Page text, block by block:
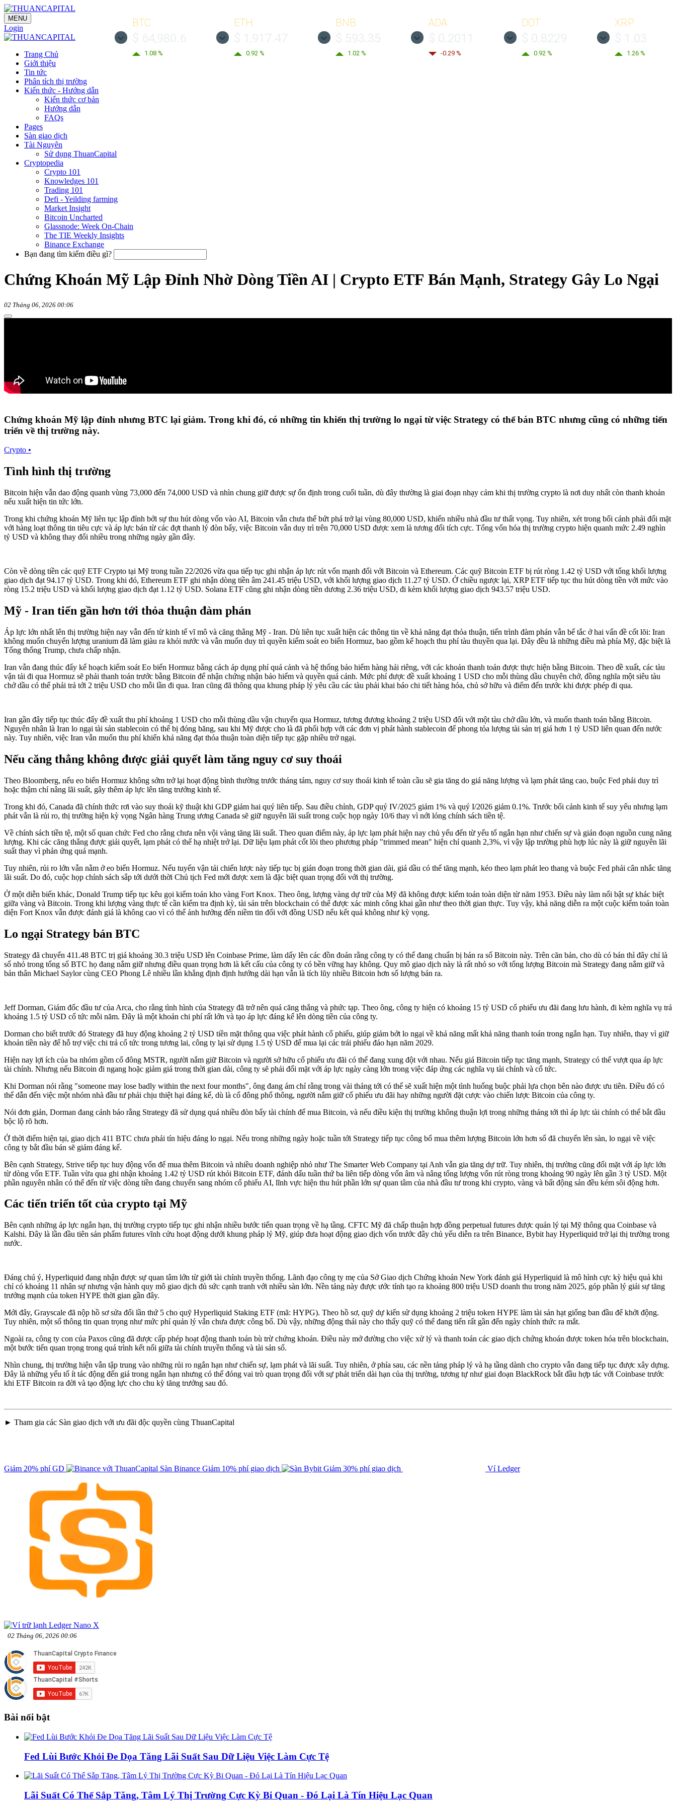
BTC
1.08 %
ETH
0.92 %
BNB
1.02 %
ADA
-0.29 %
DOT
0.92 %
XRP
1.26 %
MENU
Login
Trang Chủ
Giới thiệu
Tin tức
Phân tích thị trường
Kiến thức - Hướng dẫn
Kiến thức cơ bản
Hướng dẫn
FAQs
Pages
Sàn giao dịch
Tài Nguyên
Sử dụng ThuanCapital
Cryptopedia
Crypto 101
Knowledges 101
Trading 101
Defi - Yeilding farming
Market Insight
Bitcoin Uncharted
Glassnode: Week On-Chain
The TIE Weekly Insights
Binance Exchange
Bạn đang tìm kiếm điều gì?
Chứng Khoán Mỹ Lập Đỉnh Nhờ Dòng Tiền AI | Crypto ETF Bán Mạnh, Strategy Gây Lo Ngại
02 Tháng 06, 2026 00:06
Chứng khoán Mỹ lập đỉnh nhưng BTC lại giảm. Trong khi đó, có những tin khiến thị trường lo ngại từ việc Strategy có thể bán BTC nhưng cũng có những tiến
triển về thị trường này.
Crypto •
Tình hình thị trường
Bitcoin hiện vẫn dao động quanh vùng 73,000 đến 74,000 USD và nhìn chung giữ được sự ổn định trong cuối tuần, dù đây thường là giai đoạn nhạy cảm khi thị trường crypto là nơi duy nhất còn thanh khoản
nếu xuất hiện tin tức lớn.
Trong khi chứng khoán Mỹ liên tục lập đỉnh bởi sự thu hút dòng vốn vào AI, Bitcoin vẫn chưa thể bứt phá trở lại vùng 80,000 USD, khiến nhiều nhà đầu tư thất vọng. Tuy nhiên, xét trong bối cảnh phải đối mặt
với hàng loạt thông tin tiêu cực và áp lực bán từ các đợt thanh lý đòn bẩy, việc Bitcoin vẫn duy trì trên 70,000 USD được xem là tương đối tích cực. Tổng vốn hóa thị trường crypto hiện quanh mức 2.49 nghìn
tỷ USD và không thay đổi nhiều trong những ngày gần đây.
Còn về dòng tiền các quỹ ETF Crypto tại Mỹ trong tuần 22/2026 vừa qua tiếp tục ghi nhận áp lực rút vốn mạnh đối với Bitcoin và Ethereum. Các quỹ Bitcoin ETF bị rút ròng 1.42 tỷ USD với tổng khối lượng
giao dịch đạt 94.17 tỷ USD. Trong khi đó, Ethereum ETF ghi nhận dòng tiền âm 241.45 triệu USD, với khối lượng giao dịch 11.27 tỷ USD. Ở chiều ngược lại, XRP ETF tiếp tục thu hút dòng tiền với mức vào
ròng 15.2 triệu USD và khối lượng giao dịch đạt 1.12 tỷ USD. Solana ETF cũng ghi nhận dòng tiền dương 2.36 triệu USD, đi kèm khối lượng giao dịch 943.57 triệu USD.
Mỹ - Iran tiến gần hơn tới thỏa thuận đàm phán
Áp lực lớn nhất lên thị trường hiện nay vẫn đến từ kinh tế vĩ mô và căng thẳng Mỹ - Iran. Dù liên tục xuất hiện các thông tin về khả năng đạt thỏa thuận, tiến trình đàm phán vẫn bế tắc ở hai vấn đề cốt lõi: Iran
không muốn chuyển lượng uranium đã làm giàu ra khỏi nước và vẫn muốn duy trì quyền kiểm soát eo biển Hormuz, bao gồm kế hoạch thu phí tàu thuyền qua lại. Đây đều là những điều mà phía Mỹ, đặc biệt là
Tổng thống Trump, chưa chấp nhận.
Iran vẫn đang thúc đẩy kế hoạch kiểm soát Eo biển Hormuz bằng cách áp dụng phí quá cảnh và hệ thống bảo hiểm hàng hải riêng, với các khoản thanh toán được thực hiện bằng Bitcoin. Theo đề xuất, các tàu
vận tải đi qua Hormuz sẽ phải thanh toán trước bằng Bitcoin để nhận chứng nhận bảo hiểm và quyền quá cảnh. Mức phí được đề xuất khoảng 1 USD cho mỗi thùng dầu chuyên chở, đồng nghĩa một siêu tàu
chở dầu có thể phải trả tới 2 triệu USD cho mỗi lần đi qua. Iran cũng đã thông qua khung pháp lý yêu cầu các tàu phải khai báo chi tiết hàng hóa, chủ sở hữu và điểm đến trước khi được phép đi qua.
Iran gần đây tiếp tục thúc đẩy đề xuất thu phí khoảng 1 USD cho mỗi thùng dầu vận chuyển qua Hormuz, tương đương khoảng 2 triệu USD đối với một tàu chở dầu lớn, và muốn thanh toán bằng Bitcoin.
Nguyên nhân là Iran lo ngại tài sản stablecoin có thể bị đóng băng, sau khi Mỹ được cho là đã phối hợp với các đơn vị phát hành stablecoin để phong tỏa lượng tài sản trị giá hơn 1 tỷ USD liên quan đến nước
này. Tuy nhiên, việc Iran vẫn muốn thu phí khiến khả năng đạt thỏa thuận toàn diện tiếp tục gặp nhiều trở ngại.
Nếu căng thẳng không được giải quyết làm tăng nguy cơ suy thoái
Theo Bloomberg, nếu eo biển Hormuz không sớm trở lại hoạt động bình thường trước tháng tám, nguy cơ suy thoái kinh tế toàn cầu sẽ gia tăng do giá năng lượng và lạm phát tăng cao, buộc Fed phải duy trì
hoặc thậm chí nâng lãi suất, gây thêm áp lực lên tăng trưởng kinh tế.
Trong khi đó, Canada đã chính thức rơi vào suy thoái kỹ thuật khi GDP giảm hai quý liên tiếp. Sau điều chỉnh, GDP quý IV/2025 giảm 1% và quý I/2026 giảm 0.1%. Trước bối cảnh kinh tế suy yếu nhưng lạm
phát vẫn là rủi ro, thị trường hiện kỳ vọng Ngân hàng Trung ương Canada sẽ giữ nguyên lãi suất trong cuộc họp ngày 10/6 thay vì nới lỏng chính sách tiền tệ.
Về chính sách tiền tệ, một số quan chức Fed cho rằng chưa nên vội vàng tăng lãi suất. Theo quan điểm này, áp lực lạm phát hiện nay chủ yếu đến từ yếu tố ngắn hạn như chiến sự và gián đoạn nguồn cung năng
lượng. Khi các căng thẳng được giải quyết, lạm phát có thể hạ nhiệt trở lại. Dữ liệu lạm phát cốt lõi theo phương pháp "trimmed mean" hiện chỉ quanh 2,3%, vì vậy lập trường phù hợp lúc này là giữ nguyên lãi
suất thay vì phản ứng quá mạnh.
Tuy nhiên, rủi ro lớn vẫn nằm ở eo biển Hormuz. Nếu tuyến vận tải chiến lược này tiếp tục bị gián đoạn trong thời gian dài, giá dầu có thể tăng mạnh, kéo theo lạm phát leo thang và buộc Fed phải cân nhắc tăng
lãi suất. Do đó, cuộc họp chính sách sắp tới dưới thời Chủ tịch Fed mới được xem là đặc biệt quan trọng đối với thị trường.
Ở một diễn biến khác, Donald Trump tiếp tục kêu gọi kiểm toán kho vàng Fort Knox. Theo ông, lượng vàng dự trữ của Mỹ đã không được kiểm toán toàn diện từ năm 1953. Điều này làm nổi bật sự khác biệt
giữa vàng và Bitcoin. Trong khi lượng vàng thực tế cần kiểm tra định kỳ, tài sản trên blockchain có thể được xác minh công khai gần như theo thời gian thực. Tuy vậy, khả năng diễn ra một cuộc kiểm toán toàn
diện Fort Knox vẫn được đánh giá là không cao vì có thể ảnh hưởng đến niềm tin đối với đồng USD nếu kết quả không như kỳ vọng.
Lo ngại Strategy bán BTC
Strategy đã chuyển 411.48 BTC trị giá khoảng 30.3 triệu USD lên Coinbase Prime, làm dấy lên các đồn đoán rằng công ty có thể đang chuẩn bị bán ra số Bitcoin này. Trên căn bản, cho dù có bán thì đây chỉ là
số nhỏ trong tổng số BTC họ đang nắm giữ nhưng điều quan trọng hơn là kết cấu của công ty có bền vững hay không. Quy mô giao dịch này là rất nhỏ so với tổng lượng Bitcoin mà Strategy đang nắm giữ và
bản thân Michael Saylor cùng CEO Phong Lê nhiều lần khẳng định định hướng dài hạn vẫn là tích lũy nhiều Bitcoin hơn số lượng bán ra.
Jeff Dorman, Giám đốc đầu tư của Arca, cho rằng tình hình của Strategy đã trở nên quá căng thẳng và phức tạp. Theo ông, công ty hiện có khoảng 15 tỷ USD cổ phiếu ưu đãi đang lưu hành, đi kèm nghĩa vụ trả
khoảng 1.5 tỷ USD cổ tức mỗi năm. Đây là một khoản chi phí rất lớn và tạo áp lực đáng kể lên dòng tiền của công ty.
Dorman cho biết trước đó Strategy đã huy động khoảng 2 tỷ USD tiền mặt thông qua việc phát hành cổ phiếu, giúp giảm bớt lo ngại về khả năng mất khả năng thanh toán trong ngắn hạn. Tuy nhiên, thay vì giữ
khoản tiền này để hỗ trợ việc chi trả cổ tức trong tương lai, công ty lại sử dụng 1.5 tỷ USD để mua lại các trái phiếu đáo hạn năm 2029.
Hiện nay lợi ích của ba nhóm gồm cổ đông MSTR, người nắm giữ Bitcoin và người sở hữu cổ phiếu ưu đãi có thể đang xung đột với nhau. Nếu giá Bitcoin tiếp tục tăng mạnh, Strategy có thể vượt qua áp lực
tài chính. Nhưng nếu Bitcoin đi ngang hoặc giảm giá trong thời gian dài, công ty sẽ phải đối mặt với áp lực ngày càng lớn trong việc đáp ứng các nghĩa vụ tài chính và cổ tức.
Khi Dorman nói rằng "someone may lose badly within the next four months", ông đang ám chỉ rằng trong vài tháng tới có thể sẽ xuất hiện một tình huống buộc phải lựa chọn bên nào được ưu tiên. Điều đó có
thể dẫn đến việc một nhóm nhà đầu tư phải chịu thiệt hại đáng kể, dù là cổ đông phổ thông, người nắm giữ cổ phiếu ưu đãi hay những người đặt cược vào chiến lược Bitcoin của công ty.
Nói đơn giản, Dorman đang cảnh báo rằng Strategy đã sử dụng quá nhiều đòn bẩy tài chính để mua Bitcoin, và nếu điều kiện thị trường không thuận lợi trong những tháng tới thì áp lực tài chính có thể bắt đầu
bộc lộ rõ hơn.
Ở thời điểm hiện tại, giao dịch 411 BTC chưa phải tín hiệu đáng lo ngại. Nếu trong những ngày hoặc tuần tới Strategy tiếp tục công bố mua thêm lượng Bitcoin lớn hơn số đã chuyển lên sàn, lo ngại về việc
công ty bắt đầu bán sẽ giảm đáng kể.
Bên cạnh Strategy, Strive tiếp tục huy động vốn để mua thêm Bitcoin và nhiều doanh nghiệp nhỏ như The Smarter Web Company tại Anh vẫn gia tăng dự trữ. Tuy nhiên, thị trường cũng đối mặt với áp lực lớn
từ dòng vốn ETF. Tuần vừa qua ghi nhận khoảng 1.42 tỷ USD rút khỏi Bitcoin ETF, đánh dấu tuần thứ ba liên tiếp dòng vốn âm và nâng tổng lượng vốn rút ròng trong khoảng 90 ngày lên gần 3 tỷ USD. Một
phần nguyên nhân có thể đến từ việc dòng tiền đang chuyển sang nhóm cổ phiếu AI, lĩnh vực hiện thu hút phần lớn sự quan tâm của nhà đầu tư trong khi crypto, vàng và bất động sản đều kém sôi động hơn.
Các tiến triển tốt của crypto tại Mỹ
Bên cạnh những áp lực ngắn hạn, thị trường crypto tiếp tục ghi nhận nhiều bước tiến quan trọng về hạ tầng. CFTC Mỹ đã chấp thuận hợp đồng perpetual futures được quản lý tại Mỹ thông qua Coinbase và
Kalshi. Đây là lần đầu tiên sản phẩm futures vĩnh cửu hoạt động dưới khung pháp lý Mỹ, giúp đưa hoạt động giao dịch vốn trước đây chủ yếu diễn ra trên Binance, Bybit hay Hyperliquid trở lại thị trường trong
nước.
Đáng chú ý, Hyperliquid đang nhận được sự quan tâm lớn từ giới tài chính truyền thống. Lãnh đạo công ty mẹ của Sở Giao dịch Chứng khoán New York đánh giá Hyperliquid là mô hình cực kỳ hiệu quả khi
chỉ có khoảng 11 nhân sự nhưng vận hành quy mô giao dịch đủ sức cạnh tranh với nhiều sàn lớn. Nền tảng này được ước tính tạo ra khoảng 800 triệu USD doanh thu trong năm 2025, góp phần lý giải sự tăng
trưởng mạnh của token HYPE thời gian gần đây.
Mới đây, Grayscale đã nộp hồ sơ sửa đổi lần thứ 5 cho quỹ Hyperliquid Staking ETF (mã: HYPG). Theo hồ sơ, quỹ dự kiến sử dụng khoảng 2 triệu token HYPE làm tài sản hạt giống ban đầu để khởi động.
Tuy nhiên, một số thông tin quan trọng như mức phí quản lý vẫn chưa được công bố. Dù vậy, những động thái này cho thấy quỹ có thể đang tiến rất gần đến ngày chính thức ra mắt.
Ngoài ra, công ty con của Paxos cũng đã được cấp phép hoạt động thanh toán bù trừ chứng khoán. Điều này mở đường cho việc xử lý và thanh toán các giao dịch chứng khoán được token hóa trên blockchain,
một bước tiến quan trọng trong quá trình kết nối giữa tài chính truyền thống và tài sản số.
Nhìn chung, thị trường hiện vẫn tập trung vào những rủi ro ngắn hạn như chiến sự, lạm phát và lãi suất. Tuy nhiên, ở phía sau, các nền tảng pháp lý và hạ tầng dành cho crypto vẫn đang tiếp tục được xây dựng.
Đây là những yếu tố ít tác động đến giá trong ngắn hạn nhưng có thể đóng vai trò quan trọng đối với sự phát triển dài hạn của thị trường, tương tự như giai đoạn BlackRock bắt đầu hợp tác với Coinbase trước
khi ETF Bitcoin ra đời và tạo động lực cho chu kỳ tăng trưởng sau đó.
► Tham gia các Sàn giao dịch với ưu đãi độc quyền cùng ThuanCapital
Giảm 20% phí GD Sàn Binance Giảm 10% phí giao dịch Giảm 30% phí giao dịch Ví Ledger
02 Tháng 06, 2026 00:06
Bài nổi bật
Fed Lùi Bước Khỏi Đe Dọa Tăng Lãi Suất Sau Dữ Liệu Việc Làm Cực Tệ
Lãi Suất Có Thể Sắp Tăng, Tâm Lý Thị Trường Cực Kỳ Bi Quan - Đó Lại Là Tín Hiệu Lạc Quan